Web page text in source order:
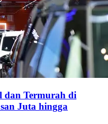
dan Termurah di
Juta hingga